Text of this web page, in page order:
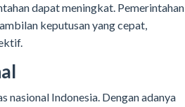
dapat meningkat. Pemerintahan
keputusan yang cepat,
nasional Indonesia. Dengan adanya